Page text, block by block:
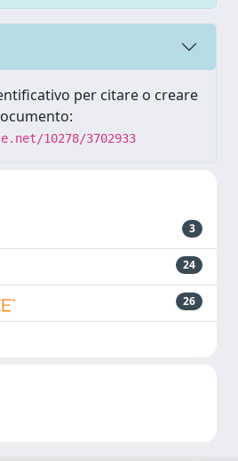
per citare o creare
10278/3702933
3
24
26